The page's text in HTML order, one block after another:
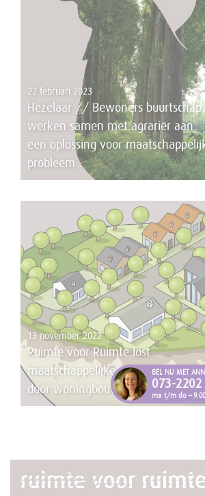
BEL NU MET
073-2202
ma t/m do –
22 februari 2023
Hezelaar // Bewoners buurtschap
werken samen met agrariër aan
een oplossing voor
probleem
13 november 2022
Ruimte voor Ruimte lost
maatschappelijke vraagstukken op
door woningbouw